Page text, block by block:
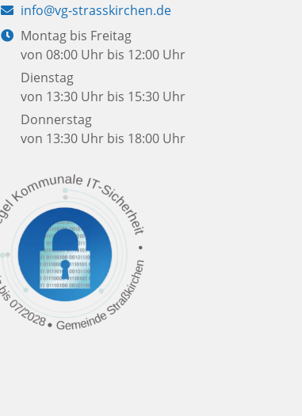
E-
Mail:
info@vg-strasskirchen.de
Öffnungszeiten:
Montag bis Freitag
von 08:00 Uhr bis 12:00 Uhr
Dienstag
von 13:30 Uhr bis 15:30 Uhr
Donnerstag
von 13:30 Uhr bis 18:00 Uhr